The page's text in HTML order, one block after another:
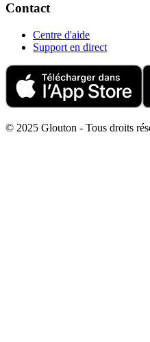
Contact
Centre d'aide
Support en direct
© 2025 Glouton - Tous droits